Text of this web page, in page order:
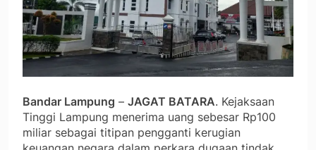
Bandar Lampung – JAGAT BATARA. Kejaksaan
Tinggi Lampung menerima uang sebesar Rp100
miliar sebagai titipan pengganti kerugian